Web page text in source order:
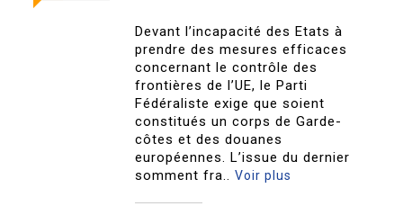
Devant l’incapacité des Etats à
prendre des mesures efficaces
concernant le contrôle des
frontières de l’UE, le Parti
Fédéraliste exige que soient
constitués un corps de Garde-
côtes et des douanes
européennes. L’issue du dernier
somment fra..Voir plus